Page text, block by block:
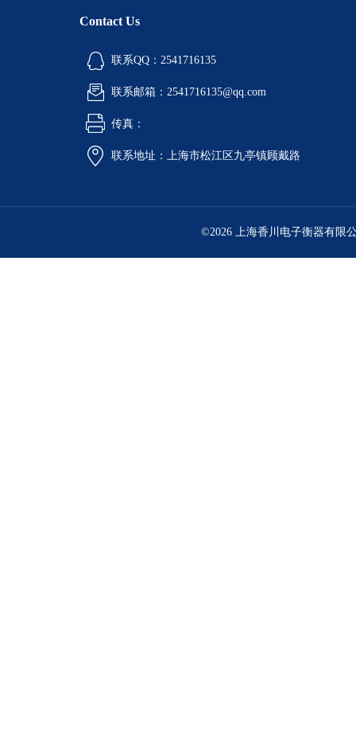
Contact Us
联系QQ：2541716135
联系邮箱：2541716135@qq.com
传真：
联系地址：上海市松江区九亭镇顾戴路
©2026 上海香川电子衡器有限